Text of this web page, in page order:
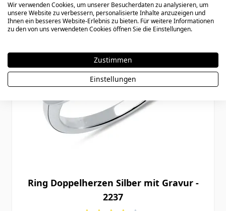
Ring Doppelherzen Silber mit Gravur -
2237
Wir verwenden Cookies, um unserer Besucherdaten zu analysieren, um
unsere Website zu verbessern, personalisierte Inhalte anzuzeigen und
Ihnen ein besseres Website-Erlebnis zu bieten. Für weitere Informationen
zu den von uns verwendeten Cookies öffnen Sie die Einstellungen.
Zustimmen
Einstellungen